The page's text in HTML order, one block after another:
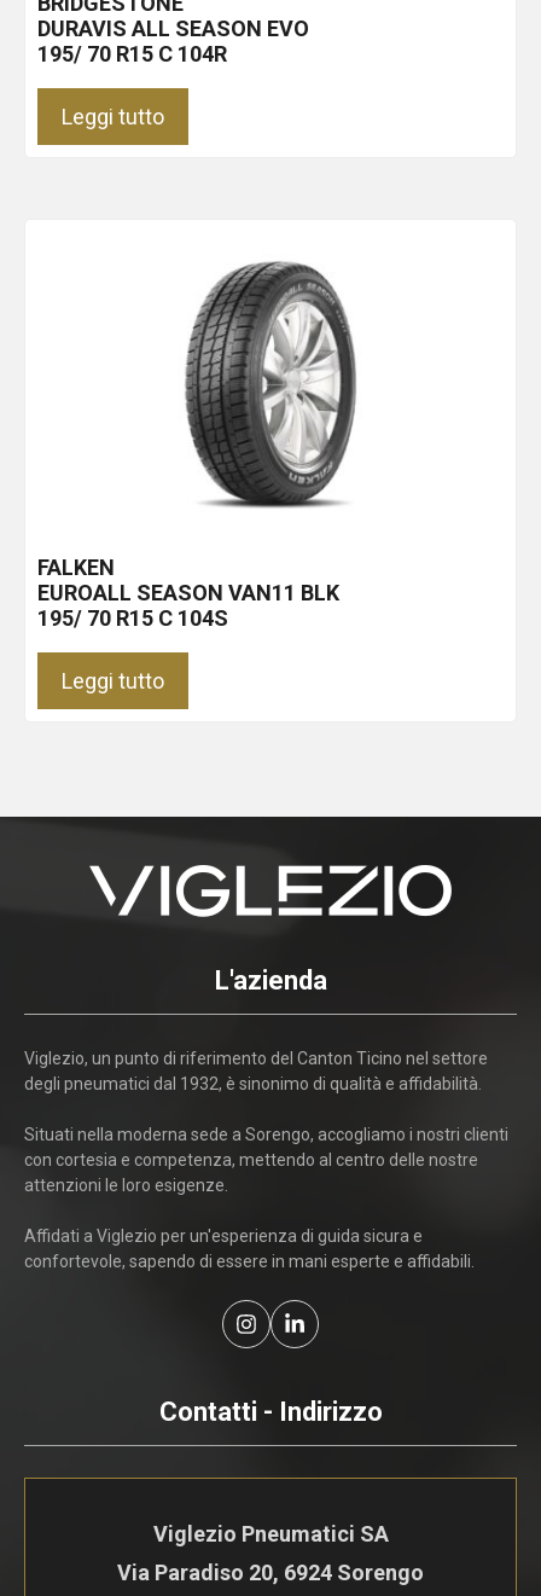
DURAVIS ALL SEASON EVO
195/ 70 R15 C 104R
Leggi tutto
FALKEN
EUROALL SEASON VAN11 BLK
195/ 70 R15 C 104S
Leggi tutto
L'azienda
Viglezio, un punto di riferimento del Canton Ticino nel settore
degli pneumatici dal 1932, è sinonimo di qualità e affidabilità.
Situati nella moderna sede a Sorengo, accogliamo i nostri clienti
con cortesia e competenza, mettendo al centro delle nostre
attenzioni le loro esigenze.
Affidati a Viglezio per un'esperienza di guida sicura e
confortevole, sapendo di essere in mani esperte e affidabili.
Contatti - Indirizzo
Viglezio Pneumatici SA
Via Paradiso 20, 6924 Sorengo